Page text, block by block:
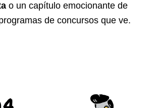
o un capítulo emocionante de
de concursos que ve.